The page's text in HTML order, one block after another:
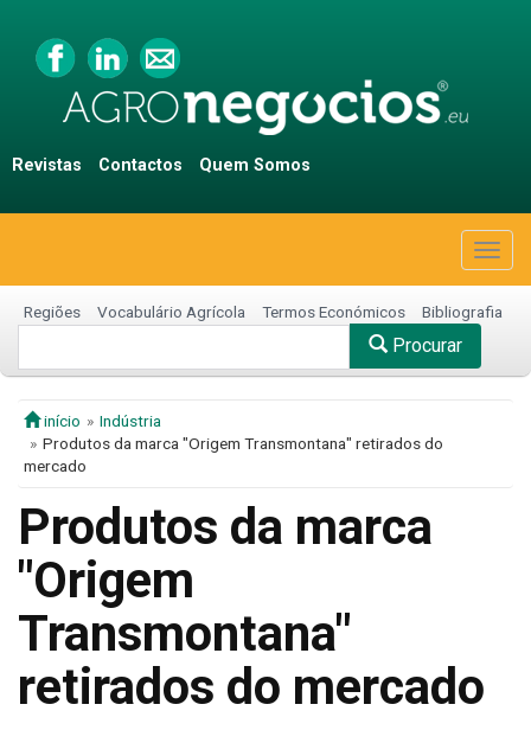
Revistas Contactos Quem Somos
Regiões Vocabulário Agrícola Termos Económicos Bibliografia
Procurar
início
Indústria
Produtos da marca "Origem Transmontana" retirados do
mercado
Produtos da marca
"Origem
Transmontana"
retirados do mercado